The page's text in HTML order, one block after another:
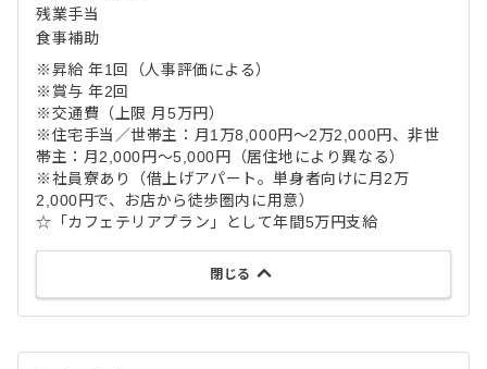
残業手当
食事補助
※昇給 年1回（人事評価による）
※賞与 年2回
※交通費（上限 月5万円）
※住宅手当／世帯主：月1万8,000円～2万2,000円、非世
帯主：月2,000円～5,000円（居住地により異なる）
※社員寮あり（借上げアパート。単身者向けに月2万
2,000円で、お店から徒歩圏内に用意）
☆「カフェテリアプラン」として年間5万円支給
閉じる